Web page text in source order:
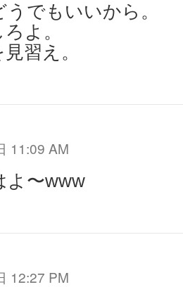
でもいいから。
よ。
習え。
11:09 AM
よ〜www
12:27 PM